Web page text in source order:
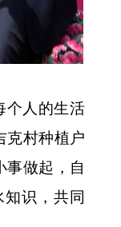
个人的生活
克村种植户
事做起，自
识，共同